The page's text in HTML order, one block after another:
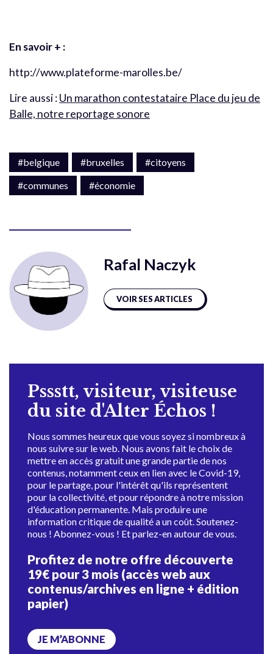
En savoir + :
http://www.plateforme-marolles.be/
Lire aussi :Un marathon contestataire Place du jeu de
Balle, notre reportage sonore
#belgique #bruxelles
#citoyens
#communes
#économie
Rafal Naczyk
VOIR SES ARTICLES
Pssstt, visiteur, visiteuse
du site d'Alter Échos !
Nous sommes heureux que vous soyez si nombreux à
nous suivre sur le web. Nous avons fait le choix de
mettre en accès gratuit une grande partie de nos
contenus, notamment ceux en lien avec le Covid-19,
pour le partage, pour l'intérêt qu'ils représentent
pour la collectivité, et pour répondre à notre mission
d'éducation permanente. Mais produire une
information critique de qualité a un coût. Soutenez-
nous ! Abonnez-vous ! Et parlez-en autour de vous.
Profitez de notre offre découverte
19€ pour 3 mois (accès web aux
contenus/archives en ligne + édition
papier)
JE M’ABONNE